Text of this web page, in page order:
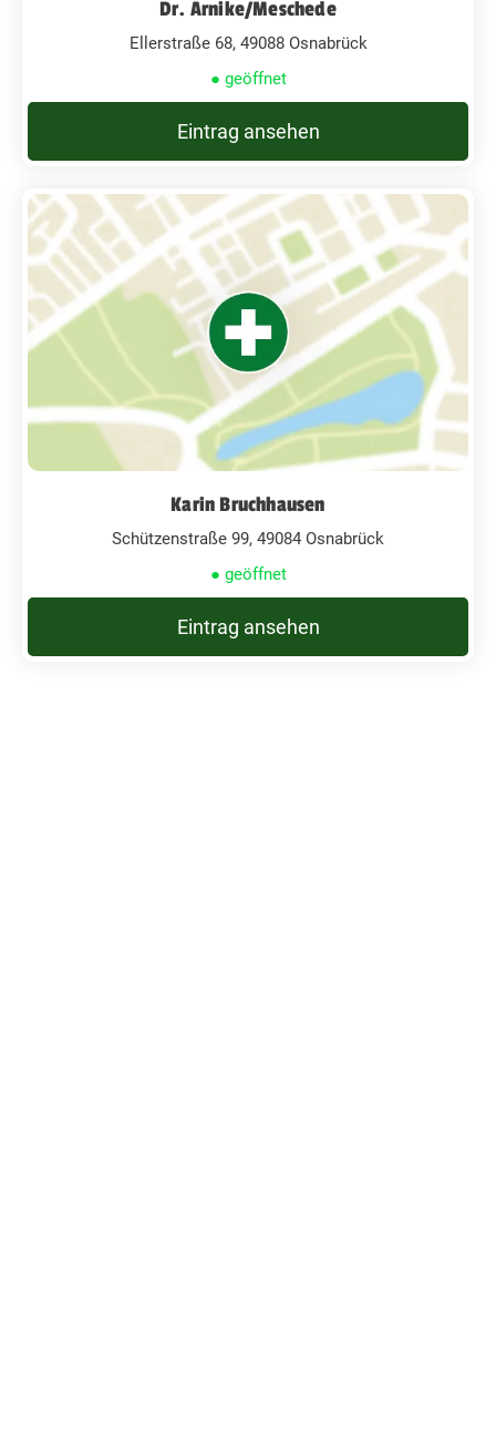
Dr. Arnike/Meschede
Ellerstraße 68, 49088 Osnabrück
● geöffnet
Eintrag ansehen
Karin Bruchhausen
Schützenstraße 99, 49084 Osnabrück
● geöffnet
Eintrag ansehen